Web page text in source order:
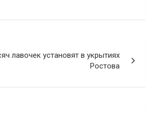
лавочек установят в укрытиях
Ростова